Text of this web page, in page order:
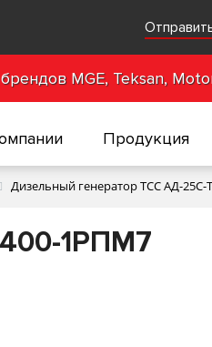
MGE, Teksan,
Продукция
Дизельный генератор ТСС АД-
1РПМ7